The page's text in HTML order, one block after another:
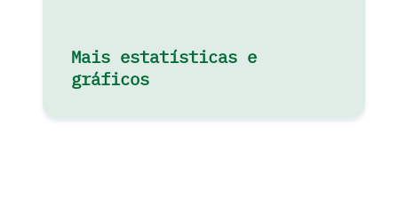
Mais estatísticas e
gráficos